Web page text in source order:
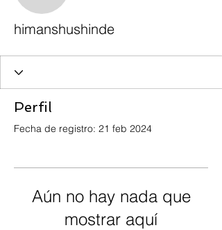
himanshushinde
Perfil
Fecha de registro: 21 feb 2024
Aún no hay nada que
mostrar aquí